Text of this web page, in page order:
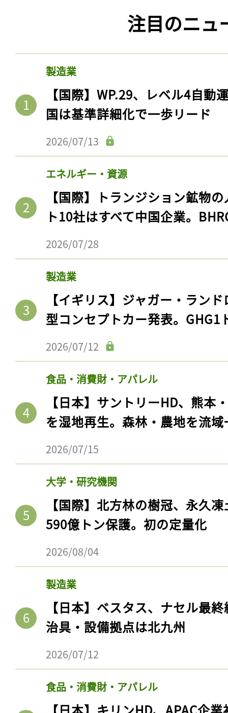
注目のニュ
製造業
【国際】WP.29、レベル4自動
国は基準詳細化で一歩リード
2026/07/13
エネルギー・資源
【国際】トランジション鉱物
ト10社はすべて中国企業。
2026/07/28
製造業
【イギリス】ジャガー・ラン
型コンセプトカー発表。GHG1
2026/07/12
食品・消費財・アパレル
【日本】サントリーHD、熊本
を湿地再生。森林・農地を流
2026/07/15
大学・研究機関
【国際】北方林の樹冠、永久
590億トン保護。初の定量化
2026/08/04
製造業
【日本】ベスタス、ナセル最
治具・設備拠点は北九州
2026/07/12
食品・消費財・アパレル